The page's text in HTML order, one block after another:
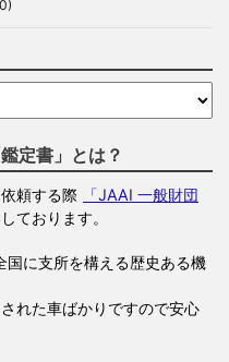
定書」とは？
頼する際
「JAAI 一般財団
ております。
に支所を構える歴史ある機
れた車ばかりですので安心